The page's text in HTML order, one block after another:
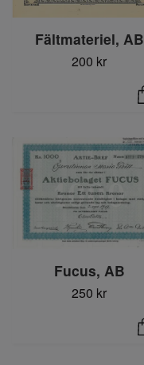
Fältmateriel, AB
200 kr
Fucus, AB
250 kr